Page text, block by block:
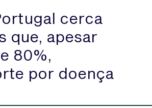
cerca
que, apesar
80%,
por doença